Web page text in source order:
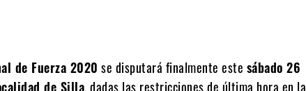
de Fuerza 2020 se disputará finalmente este sábado 26
de Silla, dadas las restricciones de última hora en la